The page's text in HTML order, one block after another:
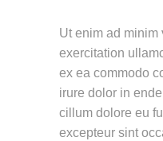
Ut enim ad minim
exercitation
ex ea commodo
irure dolor in
cillum dolore eu
excepteur sint